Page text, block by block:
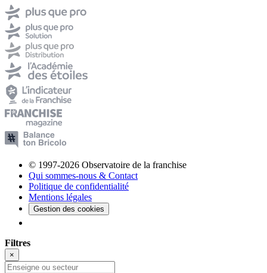
© 1997-2026 Observatoire de la franchise
Qui sommes-nous & Contact
Politique de confidentialité
Mentions légales
Gestion des cookies
Filtres
×